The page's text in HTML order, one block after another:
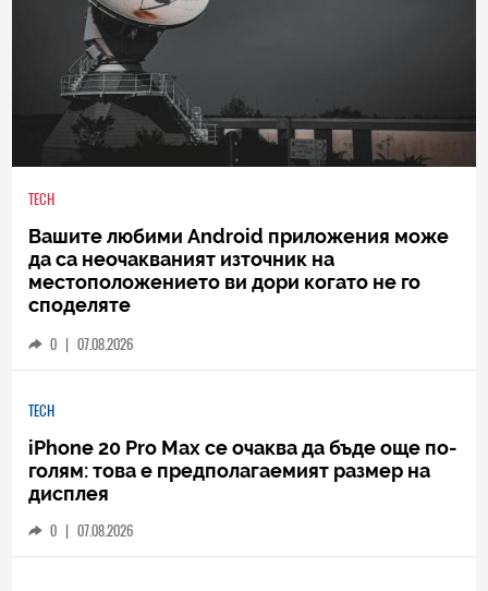
TECH
Вашите любими Android приложения може
да са неочакваният източник на
местоположението ви дори когато не го
споделяте
0 | 07.08.2026
TECH
iPhone 20 Pro Max се очаква да бъде още по-
голям: това е предполагаемият размер на
дисплея
0 | 07.08.2026